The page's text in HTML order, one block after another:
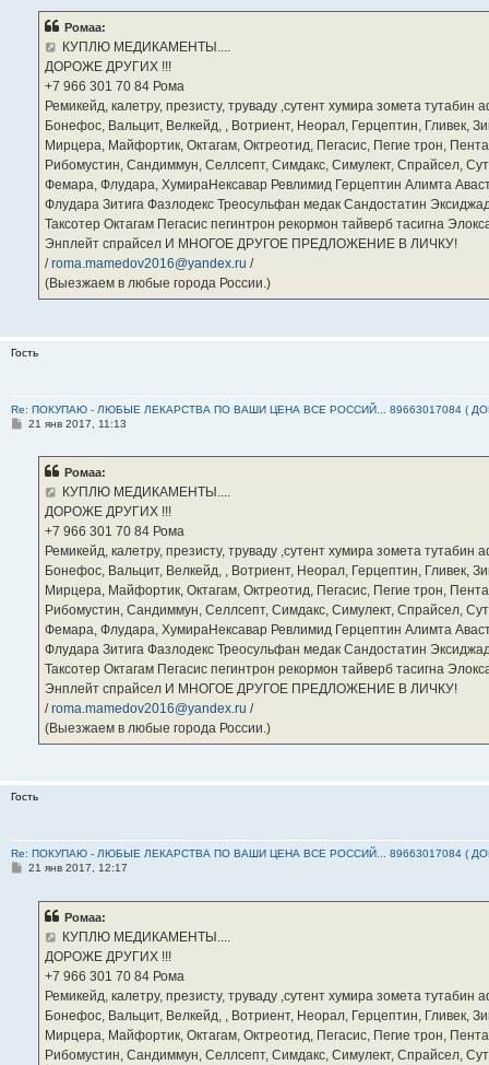
Ромаа:
КУПЛЮ МЕДИКАМЕНТЫ....
ДОРОЖЕ ДРУГИХ !!!
‪+7 966 301 70 84‬ Рома
Ремикейд, калетру, презисту, труваду ,сутент хумира зомета
Бонефос, Вальцит, Велкейд, , Вотриент, Неорал, Герцептин, Гливек,
Мирцера, Майфортик, Октагам, Октреотид, Пегасис, Пегие трон,
Рибомустин, Сандиммун, Селлсепт, Симдакс, Симулект, Спрайсел,
Фемара, Флудара, ХумираНексавар Ревлимид Герцептин Алимта
Флудара Зитига Фазлодекс Треосульфан медак Сандостатин
Таксотер Октагам Пегасис пегинтрон рекормон тайверб тасигна
Энплейт спрайсел И МНОГОЕ ДРУГОЕ ПРЕДЛОЖЕНИЕ В ЛИЧКУ!
/roma.mamedov2016@yandex.ru /
(Выезжаем в любые города России.)
Гость
Re: ПОКУПАЮ - ЛЮБЫЕ ЛЕКАРСТВА ПО ВАШИ ЦЕНА ВСЕ РОССИЙ... 89663017084 (
С21 янв 2017, 11:13
Ромаа:
КУПЛЮ МЕДИКАМЕНТЫ....
ДОРОЖЕ ДРУГИХ !!!
‪+7 966 301 70 84‬ Рома
Ремикейд, калетру, презисту, труваду ,сутент хумира зомета
Бонефос, Вальцит, Велкейд, , Вотриент, Неорал, Герцептин, Гливек,
Мирцера, Майфортик, Октагам, Октреотид, Пегасис, Пегие трон,
Рибомустин, Сандиммун, Селлсепт, Симдакс, Симулект, Спрайсел,
Фемара, Флудара, ХумираНексавар Ревлимид Герцептин Алимта
Флудара Зитига Фазлодекс Треосульфан медак Сандостатин
Таксотер Октагам Пегасис пегинтрон рекормон тайверб тасигна
Энплейт спрайсел И МНОГОЕ ДРУГОЕ ПРЕДЛОЖЕНИЕ В ЛИЧКУ!
/roma.mamedov2016@yandex.ru /
(Выезжаем в любые города России.)
Гость
Re: ПОКУПАЮ - ЛЮБЫЕ ЛЕКАРСТВА ПО ВАШИ ЦЕНА ВСЕ РОССИЙ... 89663017084 (
С21 янв 2017, 12:17
Ромаа:
КУПЛЮ МЕДИКАМЕНТЫ....
ДОРОЖЕ ДРУГИХ !!!
‪+7 966 301 70 84‬ Рома
Ремикейд, калетру, презисту, труваду ,сутент хумира зомета
Бонефос, Вальцит, Велкейд, , Вотриент, Неорал, Герцептин, Гливек,
Мирцера, Майфортик, Октагам, Октреотид, Пегасис, Пегие трон,
Рибомустин, Сандиммун, Селлсепт, Симдакс, Симулект, Спрайсел,